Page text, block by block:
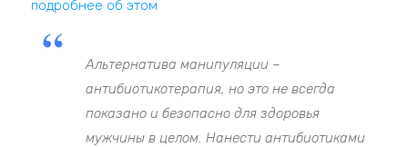
подробнее об этом
Альтернатива манипуляции –
антибиотикотерапия, но это не всегда
показано и безопасно для здоровья
мужчины в целом. Нанести антибиотиками